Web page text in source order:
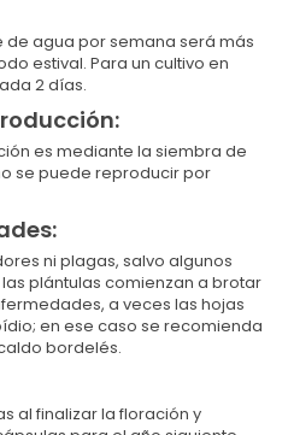
de agua por semana será más
estival. Para un cultivo en
2 días.
es mediante la siembra de
se puede reproducir por
ni plagas, salvo algunos
plántulas comienzan a brotar
a veces las hojas
en ese caso se recomienda
bordelés.
al finalizar la floración y